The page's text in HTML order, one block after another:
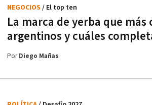
La marca de yerba que más
argentinos y cuáles
NEGOCIOS / El top ten
PorDiego Mañas